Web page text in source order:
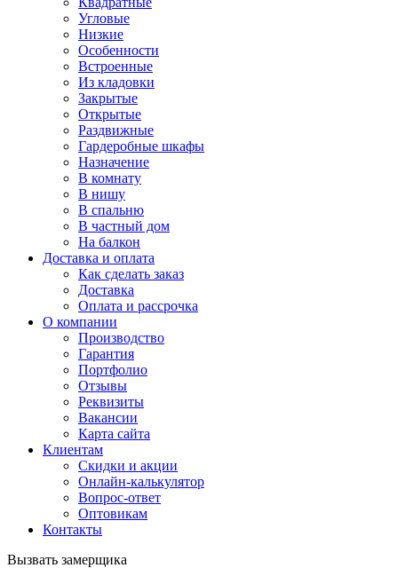
Угловые
Низкие
Особенности
Встроенные
Из кладовки
Закрытые
Открытые
Раздвижные
Гардеробные шкафы
Назначение
В комнату
В нишу
В спальню
В частный дом
На балкон
Доставка и оплата
Как сделать заказ
Доставка
Оплата и рассрочка
О компании
Производство
Гарантия
Портфолио
Отзывы
Реквизиты
Вакансии
Карта сайта
Клиентам
Скидки и акции
Онлайн-калькулятор
Вопрос-ответ
Оптовикам
Контакты
Вызвать замерщика